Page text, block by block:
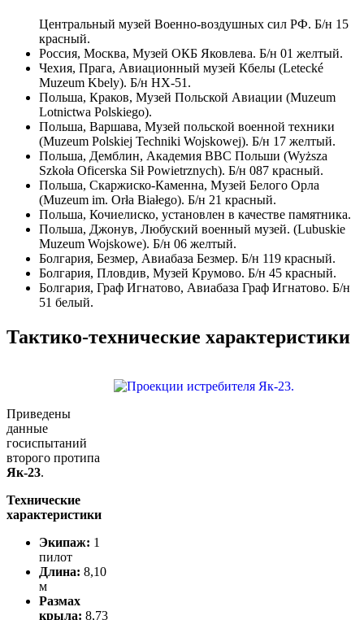
Центральный музей Военно-воздушных сил РФ. Б/н 15
красный.
Россия, Москва, Музей ОКБ Яковлева. Б/н 01 желтый.
Чехия, Прага, Авиационный музей Кбелы (Letecké
Muzeum Kbely). Б/н HX-51.
Польша, Краков, Музей Польской Авиации (Muzeum
Lotnictwa Polskiego).
Польша, Варшава, Музей польской военной техники
(Muzeum Polskiej Techniki Wojskowej). Б/н 17 желтый.
Польша, Демблин, Академия ВВС Польши (Wyższa
Szkoła Oficerska Sił Powietrznych). Б/н 087 красный.
Польша, Скаржиско-Каменна, Музей Белого Орла
(Muzeum im. Orła Białego). Б/н 21 красный.
Польша, Кочиелиско, установлен в качестве памятника.
Польша, Джoнyв, Любуский военный музей. (Lubuskie
Muzeum Wojskowe). Б/н 06 желтый.
Болгария, Безмер, Авиабаза Безмер. Б/н 119 красный.
Болгария, Пловдив, Музей Крумово. Б/н 45 красный.
Болгария, Граф Игнатово, Авиабаза Граф Игнатово. Б/н
51 белый.
Тактико-технические характеристики
Приведены
данные
госиспытаний
второго протипа
Як-23.
Технические
характеристики
Экипаж: 1
пилот
Длина: 8,10
м
Размах
крыла: 8,73